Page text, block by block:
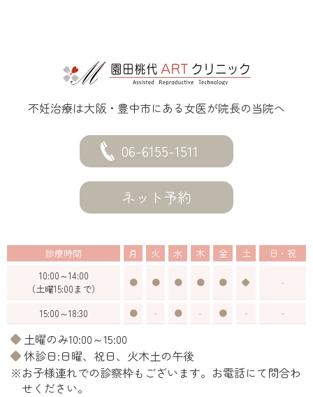
不妊治療は大阪・豊中市にある女医が院長の当院へ
06-6155-1511
ネット予約
診療時間 月 火 水 木 金 土
日・祝
10:00～14:00
（土曜15:00まで）
● ● ● ● ● ◆ -
15:00～18:30 ● - ● - ● - -
◆土曜のみ10:00～15:00
◆休診日:日曜、祝日、火木土の午後
※お子様連れでの診察枠もございます。お電話にて問合わ
せください。